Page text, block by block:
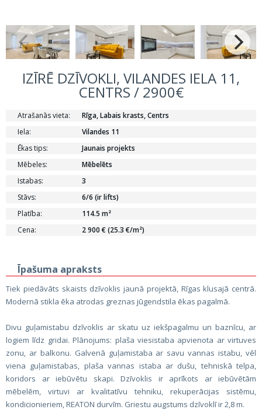
IZĪRĒ DZĪVOKLI, VILANDES IELA 11,
CENTRS / 2900€
Atrašanās vieta:
Rīga, Labais krasts, Centrs
Iela:
Vilandes 11
Ēkas tips:
Jaunais projekts
Mēbeles:
Mēbelēts
Istabas:
3
Stāvs:
6/6 (ir lifts)
Platība:
114.5 m²
Cena:
2 900 € (25.3 €/m²)
Īpašuma apraksts
Tiek piedāvāts skaists dzīvoklis jaunā projektā, Rīgas klusajā centrā.
Modernā stikla ēka atrodas greznas jūgendstila ēkas pagalmā.
Divu guļamistabu dzīvoklis ar skatu uz iekšpagalmu un baznīcu, ar
logiem līdz gridai. Plānojums: plaša viesistaba apvienota ar virtuves
zonu, ar balkonu. Galvenā guļamistaba ar savu vannas istabu, vēl
viena guļamistabas, plaša vannas istaba ar dušu, tehniskā telpa,
koridors ar iebūvētu skapi. Dzīvoklis ir aprīkots ar iebūvētām
mēbelēm, virtuvi ar kvalitatīvu tehniku, rekuperācijas sistēmu,
kondicionieriem, REATON durvīm. Griestu augstums dzīvoklī ir 2,8 m.